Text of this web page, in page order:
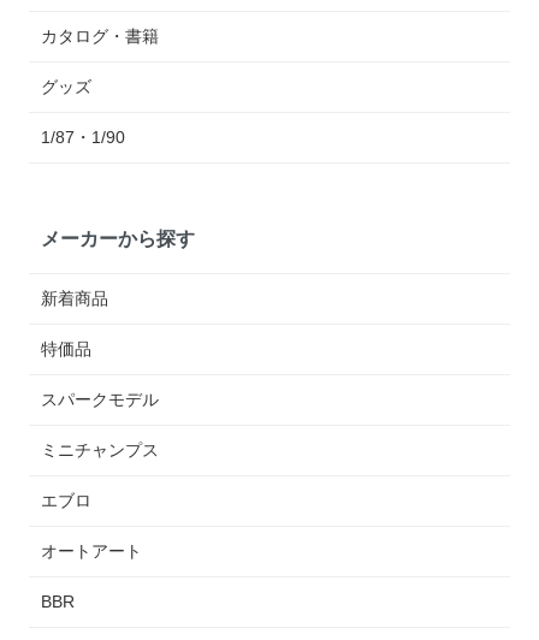
カタログ・書籍
グッズ
1/87・1/90
メーカーから探す
新着商品
特価品
スパークモデル
ミニチャンプス
エブロ
オートアート
BBR